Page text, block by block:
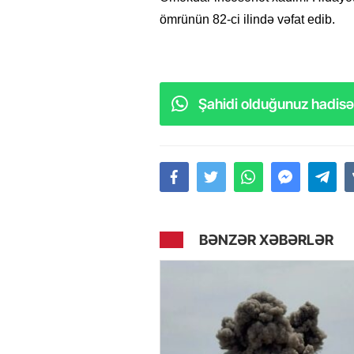
ömrünün 82-ci ilində vəfat edib.
Şahidi olduğunuz
BƏNZƏR XƏBƏRLƏR